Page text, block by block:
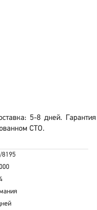
5-8 дней. Гарантия
СТО.
8195